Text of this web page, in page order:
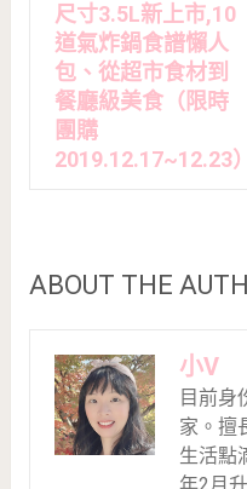
尺寸3.5L新上市,10
道氣炸鍋食譜懶人
包、從超市食材到
餐廳級美食（限時
團購
2019.12.17~12.23）
ABOUT THE
小V
目前身
家。擅
生活點
年2月